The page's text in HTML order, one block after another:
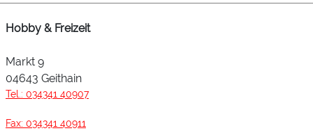
Hobby & Freizeit
Markt 9
04643 Geithain
Tel.: 034341 40907
Fax: 034341 40911